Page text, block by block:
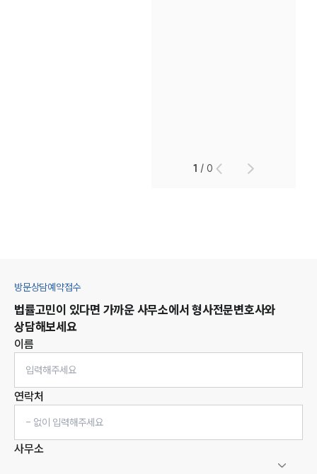
1 /0
방문상담예약접수
법률고민이 있다면 가까운 사무소에서 형사전문변호사와
상담해보세요
이름
연락처
사무소